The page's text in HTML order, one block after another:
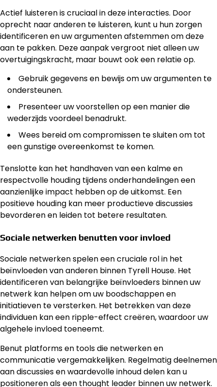
Actief luisteren is cruciaal in deze interacties. Door
oprecht naar anderen te luisteren, kunt u hun zorgen
identificeren en uw argumenten afstemmen om deze
aan te pakken. Deze aanpak vergroot niet alleen uw
overtuigingskracht, maar bouwt ook een relatie op.
Gebruik gegevens en bewijs om uw argumenten te
ondersteunen.
Presenteer uw voorstellen op een manier die
wederzijds voordeel benadrukt.
Wees bereid om compromissen te sluiten om tot
een gunstige overeenkomst te komen.
Tenslotte kan het handhaven van een kalme en
respectvolle houding tijdens onderhandelingen een
aanzienlijke impact hebben op de uitkomst. Een
positieve houding kan meer productieve discussies
bevorderen en leiden tot betere resultaten.
Sociale netwerken benutten voor invloed
Sociale netwerken spelen een cruciale rol in het
beïnvloeden van anderen binnen Tyrell House. Het
identificeren van belangrijke beïnvloeders binnen uw
netwerk kan helpen om uw boodschappen en
initiatieven te versterken. Het betrekken van deze
individuen kan een ripple-effect creëren, waardoor uw
algehele invloed toeneemt.
Benut platforms en tools die netwerken en
communicatie vergemakkelijken. Regelmatig deelnemen
aan discussies en waardevolle inhoud delen kan u
positioneren als een thought leader binnen uw netwerk.